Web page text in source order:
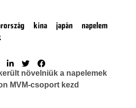
kína japán
napelem
növelniük a napelemek
MVM-csoport kezd